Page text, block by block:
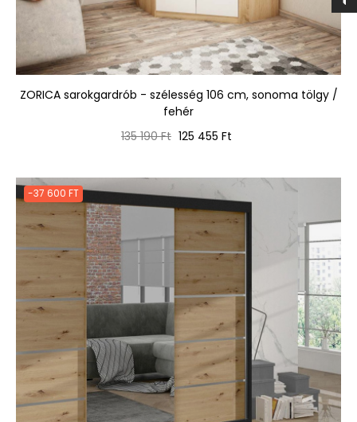
ZORICA sarokgardrób - szélesség 106 cm, sonoma tölgy /
fehér
Normál
135 190 Ft Ár
125 455 Ft
-37 600 FT